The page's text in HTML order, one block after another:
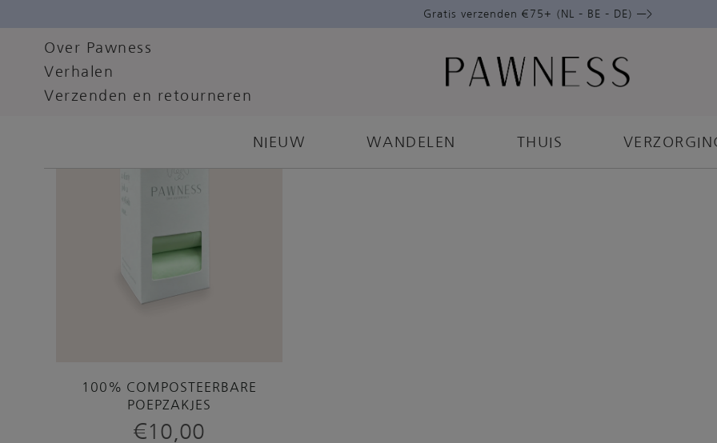
Gratis verzenden €75+ (NL – BE – DE) —>
Over Pawness
Verhalen
Verzenden en retourneren
NIEUW WANDELEN THUIS
100% COMPOSTEERBARE
POEPZAKJES
€10,00
Best seller